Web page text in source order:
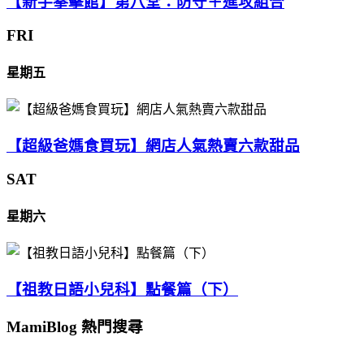
FRI
星期五
【超級爸媽食買玩】網店人氣熱賣六款甜品
SAT
星期六
【祖教日語小兒科】點餐篇（下）
MamiBlog 熱門搜尋